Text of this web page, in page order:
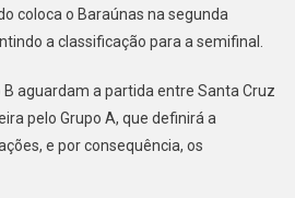
coloca o Baraúnas na segunda
a classificação para a semifinal.
B aguardam a partida entre Santa Cruz
pelo Grupo A, que definirá a
e por consequência, os